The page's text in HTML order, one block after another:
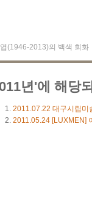
(1946-2013)의 백색 회화
년'에 해당
2011.07.22 대구시립미
2011.05.24[LUXMEN]